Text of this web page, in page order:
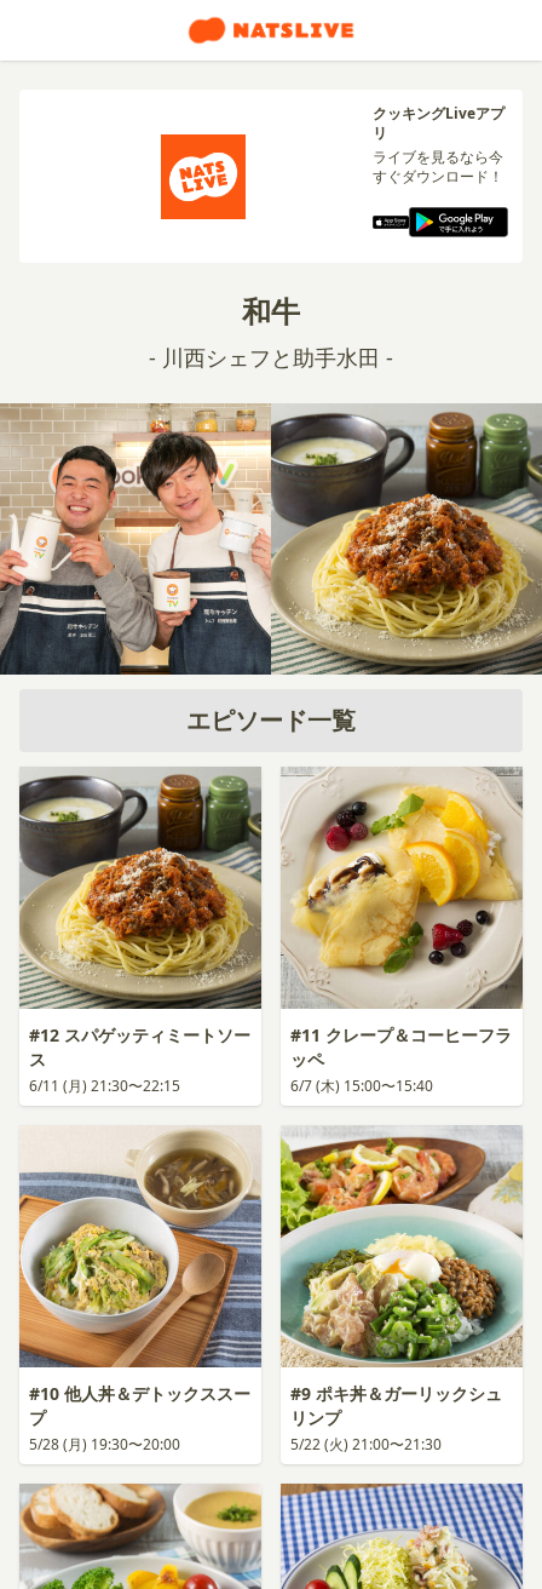
クッキングLiveアプ
リ
ライブを見るなら今
すぐダウンロード！
和牛
- 川西シェフと助手水田 -
エピソード一覧
#12 スパゲッティミートソー
ス
6/11 (月) 21:30〜22:15
#11 クレープ＆コーヒーフラ
ッペ
6/7 (木) 15:00〜15:40
#10 他人丼＆デトックススー
プ
5/28 (月) 19:30〜20:00
#9 ポキ丼＆ガーリックシュ
リンプ
5/22 (火) 21:00〜21:30